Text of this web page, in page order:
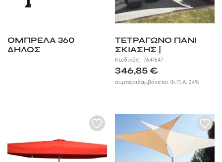
ΟΜΠΡΕΛΑ 360
ΔΗΛΟΣ
ΤΕΤΡΑΓΩΝΟ ΠΑΝΙ
ΣΚΙΑΣΗΣ |
ΑΔΙΑΒΡΟΧΟ 5Χ5 Μ.
Κωδικός:7647647
346,85€
συμπεριλαμβάνεται Φ.Π.Α. 24%